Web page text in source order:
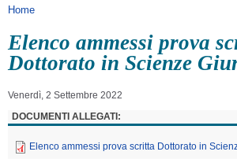
Tu sei qui
Home
Elenco ammessi prova
Dottorato in Scienze
Venerdì, 2 Settembre 2022
DOCUMENTI ALLEGATI:
Elenco ammessi prova scritta Dottorato in